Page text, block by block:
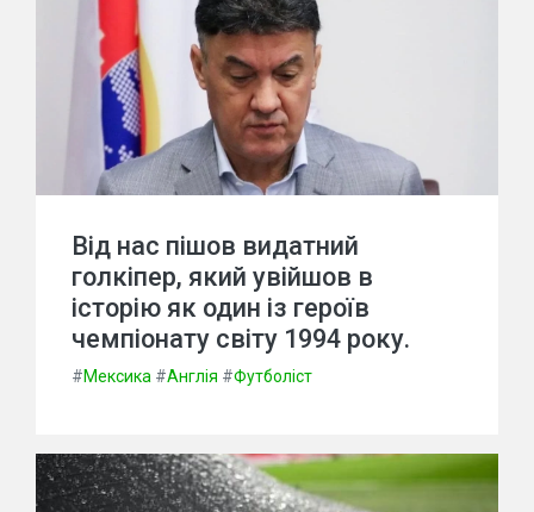
Від нас пішов видатний
голкіпер, який увійшов в
історію як один із героїв
чемпіонату світу 1994 року.
#Мексика #Англія #Футболіст